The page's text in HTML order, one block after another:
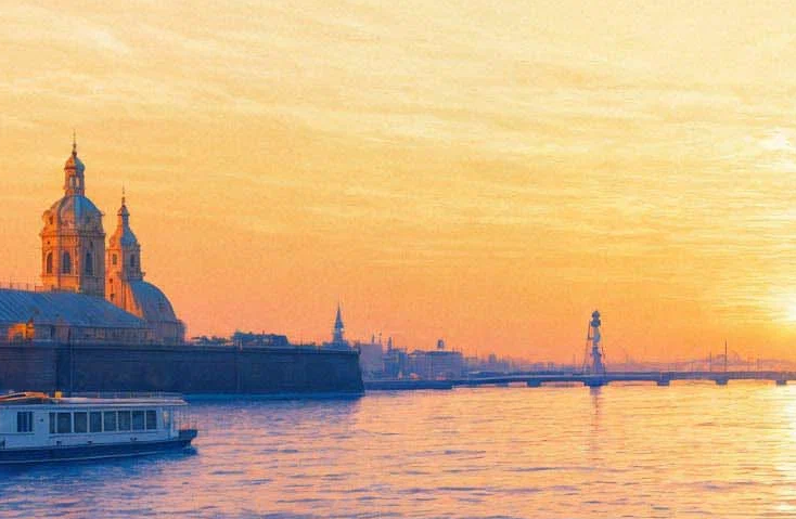
28 июля 2022, четверг
«Асфальтовое солнце»: почему «ламповое» кино о 1980-х — больше, чем молодежная драма
15:56:
Взрывы и нуар: вышел первый тизер фильма Кристофера Нолана об «отце атомной бомбы»
Джордж Мартин не попал на премьеру «Дома дракона», приквела «Игры престолов»: у него ковид
Архив предыдущих материалов